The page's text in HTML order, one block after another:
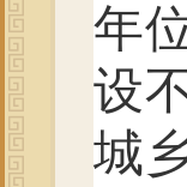
年
设
城